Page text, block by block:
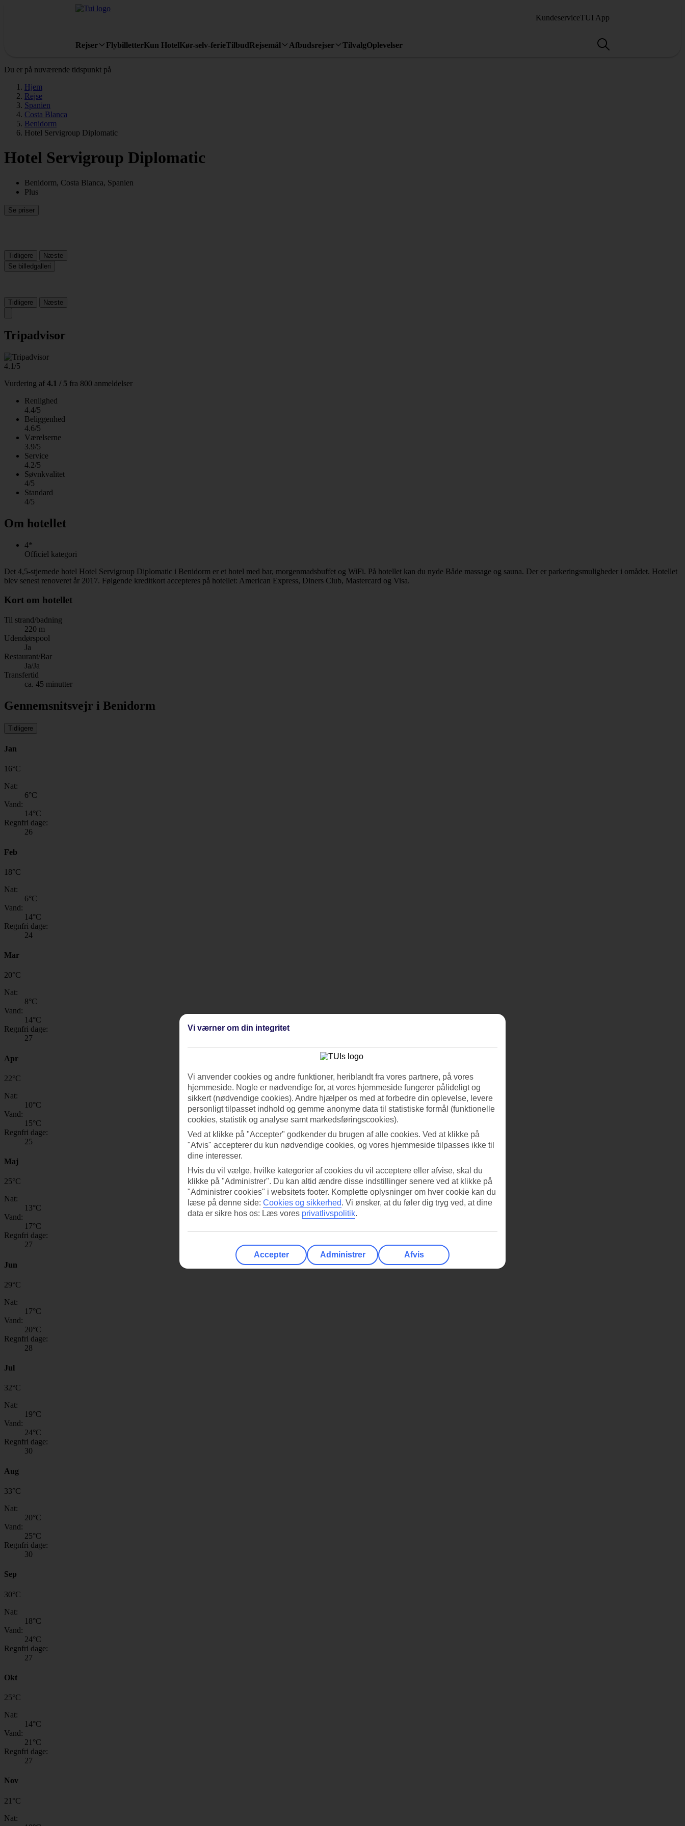
KundeserviceTUI App
Rejser FlybilletterKun HotelKør-selv-ferieTilbudRejsemål Afbudsrejser TilvalgOplevelser
Du er på nuværende tidspunkt på
Hjem
Rejse
Spanien
Costa Blanca
Benidorm
Hotel Servigroup Diplomatic
Hotel Servigroup Diplomatic
Benidorm, Costa Blanca, Spanien
Plus
Se priser
Tidligere
Næste
Se billedgalleri
Tidligere Næste
Tripadvisor
4.1/5
Vurdering af 4.1 / 5 fra 800 anmeldelser
Renlighed
4.4/5
Beliggenhed
4.6/5
Værelserne
3.9/5
Service
4.2/5
Søvnkvalitet
4/5
Standard
4/5
Om hotellet
4*
Officiel kategori
Det 4,5-stjernede hotel Hotel Servigroup Diplomatic i Benidorm er et hotel med bar, morgenmadsbuffet og WiFi. På hotellet kan du nyde Både massage og sauna. Der er parkeringsmuligheder i omådet. Hotellet
blev senest renoveret år 2017. Følgende kreditkort accepteres på hotellet: American Express, Diners Club, Mastercard og Visa.
Kort om hotellet
Til strand/badning
220 m
Udendørspool
Ja
Restaurant/Bar
Ja/Ja
Transfertid
ca. 45 minutter
Gennemsnitsvejr i Benidorm
Tidligere
Jan
16°C
Nat:
6°C
Vand:
14°C
Regnfri dage:
26
Feb
18°C
Nat:
6°C
Vand:
14°C
Regnfri dage:
24
Mar
20°C
Nat:
8°C
Vand:
14°C
Regnfri dage:
27
Apr
22°C
Nat:
10°C
Vand:
15°C
Regnfri dage:
25
Maj
25°C
Nat:
13°C
Vand:
17°C
Regnfri dage:
27
Jun
29°C
Nat:
17°C
Vand:
20°C
Regnfri dage:
28
Jul
32°C
Nat:
19°C
Vand:
24°C
Regnfri dage:
30
Aug
33°C
Nat:
20°C
Vand:
25°C
Regnfri dage:
30
Sep
30°C
Nat:
18°C
Vand:
24°C
Regnfri dage:
27
Okt
25°C
Nat:
14°C
Vand:
21 °C
Regnfri dage:
27
Nov
21 °C
Nat:
Vi værner om din integritet
Vi anvender cookies og andre funktioner, heriblandt fra vores partnere, på vores
hjemmeside. Nogle er nødvendige for, at vores hjemmeside fungerer pålideligt og
sikkert (nødvendige cookies). Andre hjælper os med at forbedre din oplevelse, levere
personligt tilpasset indhold og gemme anonyme data til statistiske formål (funktionelle
cookies, statistik og analyse samt markedsføringscookies).
Ved at klikke på "Accepter" godkender du brugen af alle cookies. Ved at klikke på
"Afvis" accepterer du kun nødvendige cookies, og vores hjemmeside tilpasses ikke til
dine interesser.
Hvis du vil vælge, hvilke kategorier af cookies du vil acceptere eller afvise, skal du
klikke på "Administrer". Du kan altid ændre disse indstillinger senere ved at klikke på
"Administrer cookies" i websitets footer. Komplette oplysninger om hver cookie kan du
læse på denne side: Cookies og sikkerhed. Vi ønsker, at du føler dig tryg ved, at dine
data er sikre hos os: Læs vores privatlivspolitik.
Accepter Administrer Afvis